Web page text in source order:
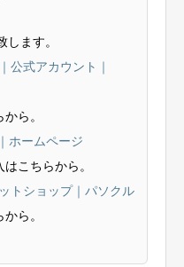
ます。
公式アカウント｜
ら。
ホームページ
こちらから。
トショップ｜パソクル
ら。